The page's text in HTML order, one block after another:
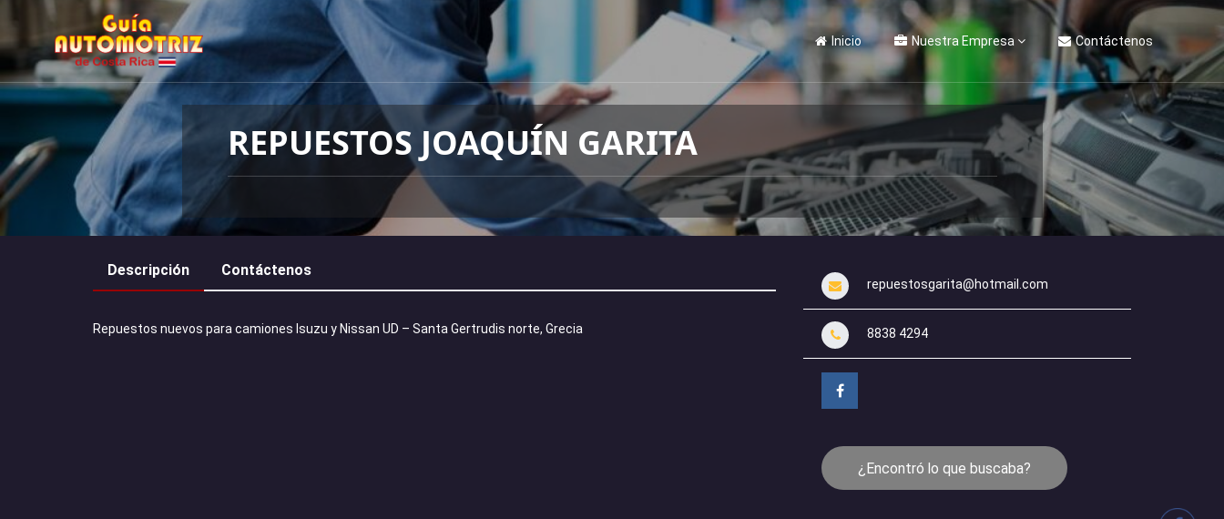
Inicio Nuestra Empresa Contáctenos
REPUESTOS JOAQUÍN GARITA
Descripción Contáctenos
Repuestos nuevos para camiones Isuzu y Nissan UD – Santa Gertrudis norte, Grecia
repuestosgarita@hotmail.com
8838 4294
¿Encontró lo que buscaba?